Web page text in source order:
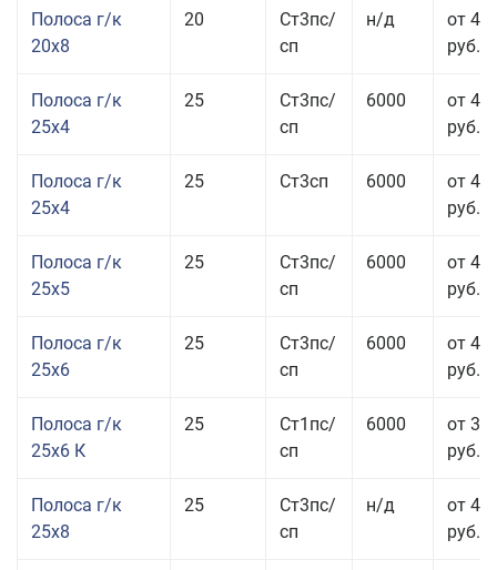
Полоса г/к
20x8
20
Ст3пс/
сп
н/д
от 45
руб.
Полоса г/к
25x4
25
Ст3пс/
сп
6000
от 43
руб.
Полоса г/к
25x4
25 Ст3сп 6000
от 43
руб.
Полоса г/к
25x5
25
Ст3пс/
сп
6000
от 42
руб.
Полоса г/к
25x6
25
Ст3пс/
сп
6000
от 44
руб.
Полоса г/к
25x6 К
25
Ст1пс/
сп
6000
от 35
руб.
Полоса г/к
25x8
25
Ст3пс/
сп
н/д
от 44
руб.